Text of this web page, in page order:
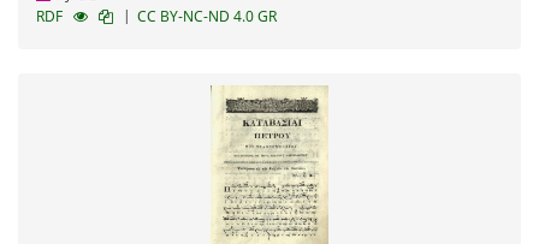
RDF
| CC BY-NC-ND 4.0 GR